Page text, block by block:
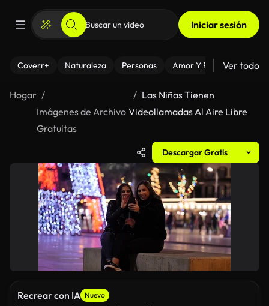
Iniciar sesión
Coverr+ Naturaleza Personas Amor Y Relaciones
Ver todo
Hogar
Imágenes de Archivo
Gratuitas
Las Niñas Tienen
Videollamadas Al Aire Libre
Descargar Gratis
Recrear con IA Nuevo